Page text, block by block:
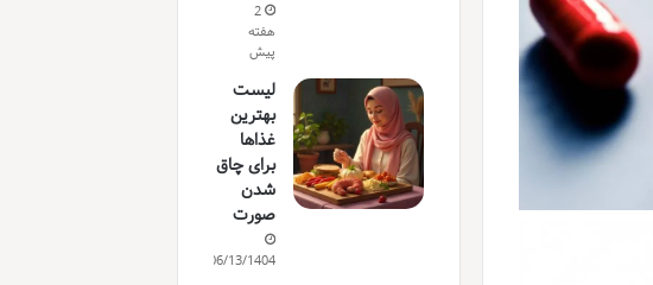
2
هفته
پیش
لیست
بهترین
غذاها
برای چاق
شدن
صورت
06/13/1404